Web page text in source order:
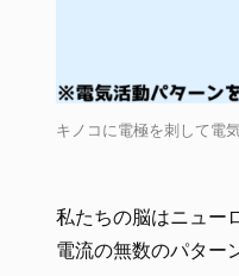
キノコに電極を刺して電
私たちの脳はニュー
電流の無数のパター